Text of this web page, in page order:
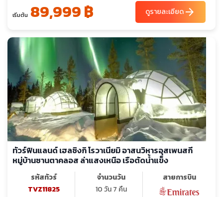
เริ่มต้น 89,999 ฿ ดูรายละเอียดarrow_forward
ทัวร์ฟินแลนด์ เฮลซิงกิ โรวาเนียมิ อาสนวิหารอุสเพนสกี
หมู่บ้านซานตาคลอส ล่าแสงเหนือ เรือตัดน้ำแข็ง
รหัสทัวร์
TVZ11825
จำนวนวัน
10 วัน 7 คืน
สายการบิน